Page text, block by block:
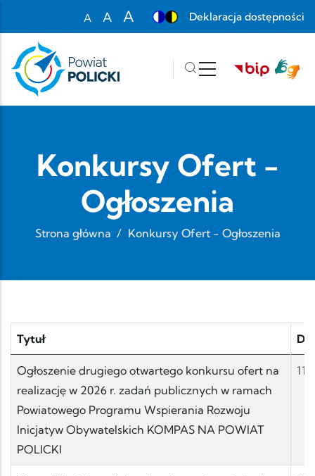
A
Set font size to 100%
A
A
Deklaracja dostępności
Konkursy Ofert -
Ogłoszenia
Strona główna / Konkursy Ofert - Ogłoszenia
Tytuł
Ogłoszenie drugiego otwartego konkursu ofert na
realizację w 2026 r. zadań publicznych w ramach
Powiatowego Programu Wspierania Rozwoju
Inicjatyw Obywatelskich KOMPAS NA POWIAT
POLICKI